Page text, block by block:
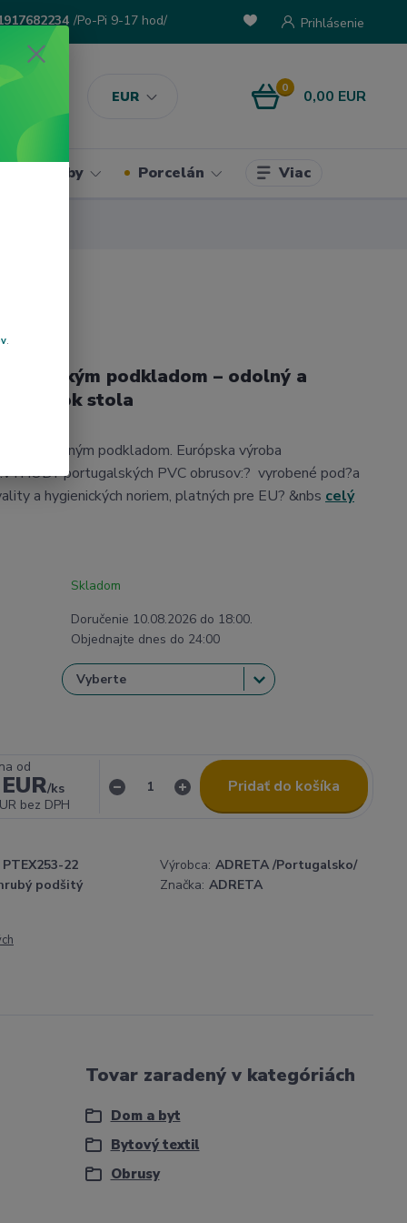
EUR
Prihlásenie
/Po-Pi 9-17 hod/
0 0,00 EUR
potreby Porcelán Viac
s mäkkým podkladom – odolný a
doplnok stola
s textilným podkladom. Európska výroba
portugalských PVC obrusov:? vyrobené pod?a
a hygienických noriem, platných pre EU? &nbs celý
Skladom
Doručenie 10.08.2026 do 18:00.
Objednajte dnes do 24:00
od
/ks
bez DPH
Pridať do košíka
PTEX253-22 Výrobca: ADRETA /Portugalsko/
podšitý Značka: ADRETA
Tovar zaradený v kategóriách
Dom a byt
Bytový textil
Obrusy
.